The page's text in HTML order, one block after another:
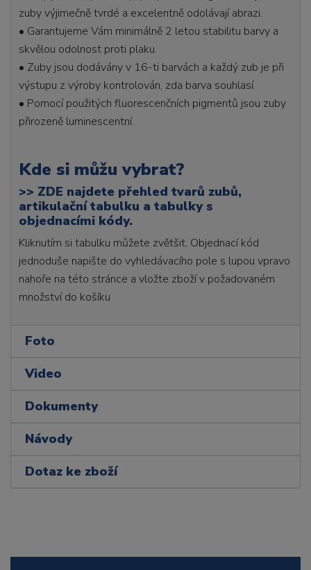
zuby výjimečně tvrdé a excelentně odolávají abrazi.
• Garantujeme Vám minimálně 2 letou stabilitu barvy a
skvělou odolnost proti plaku.
• Zuby jsou dodávány v 16-ti barvách a každý zub je při
výstupu z výroby kontrolován, zda barva souhlasí.
• Pomocí použitých fluorescenčních pigmentů jsou zuby
přirozeně luminescentní.
Kde si můžu vybrat?
>> ZDE najdete přehled tvarů zubů,
artikulační tabulku a tabulky s
objednacími kódy.
Kliknutím si tabulku můžete zvětšit. Objednací kód
jednoduše napište do vyhledávacího pole s lupou vpravo
nahoře na této stránce a vložte zboží v požadovaném
množství do košíku
Foto
Video
Dokumenty
Návody
Dotaz ke zboží